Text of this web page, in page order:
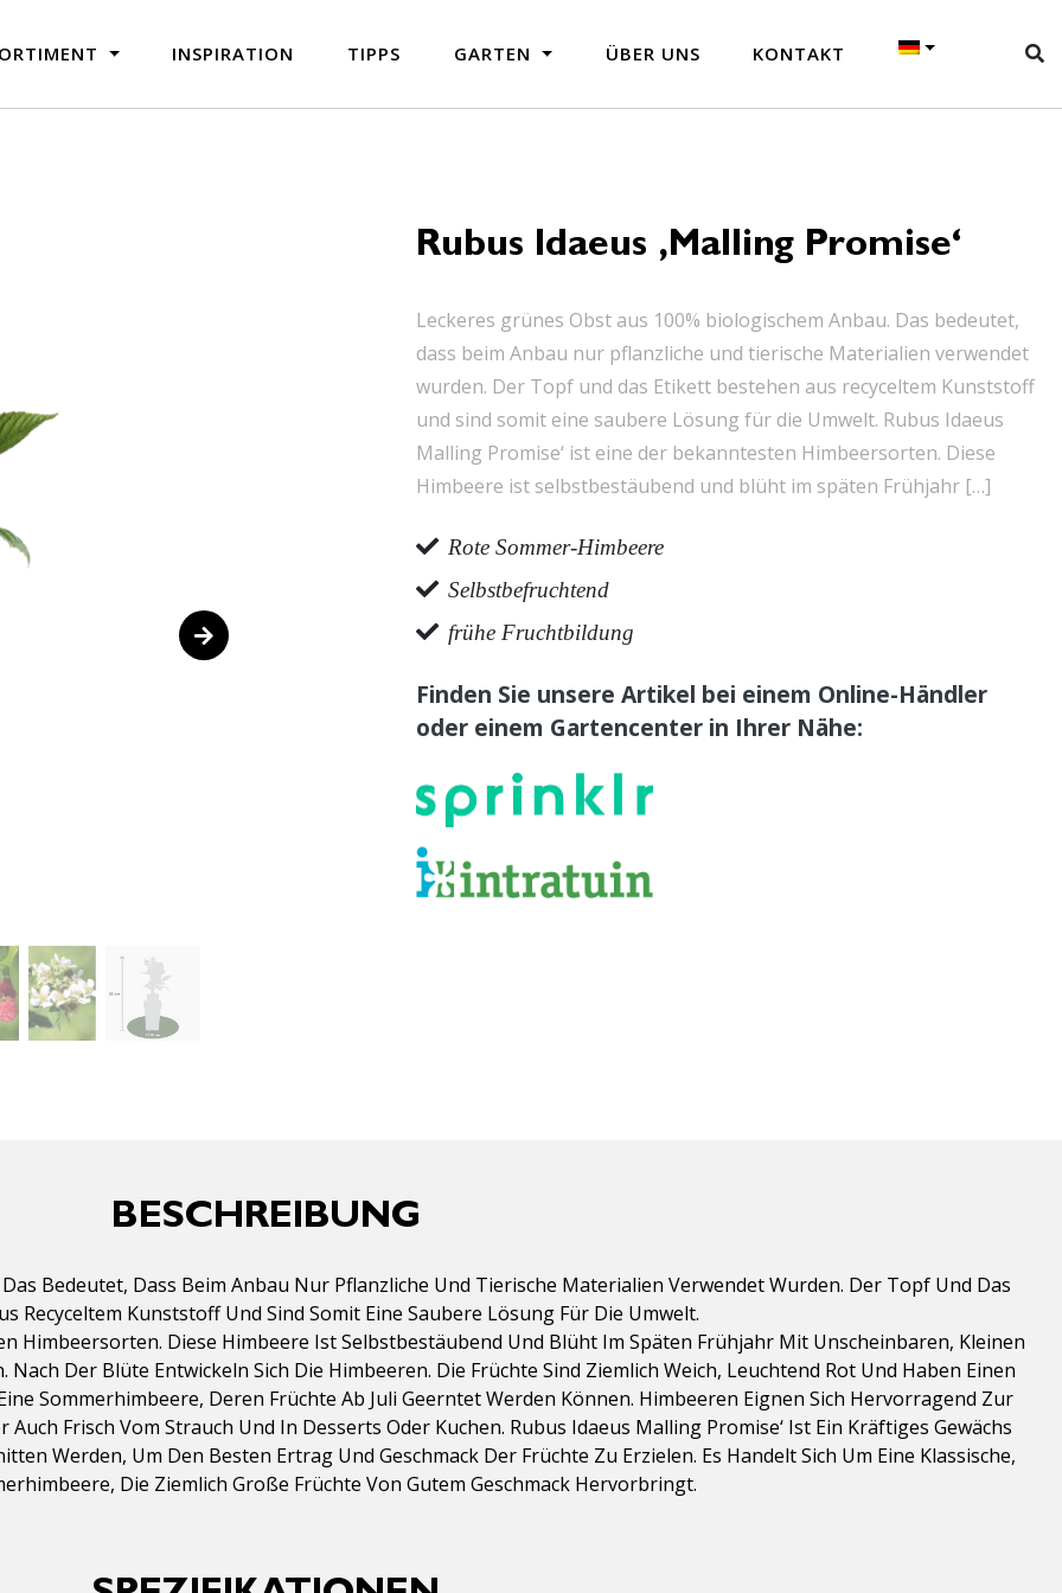
INSPIRATION TIPPS GARTEN ÜBER UNS KONTAKT
Rubus Idaeus ‚Malling Promise‘
Leckeres grünes Obst aus 100% biologischem Anbau. Das bedeutet,
dass beim Anbau nur pflanzliche und tierische Materialien verwendet
wurden. Der Topf und das Etikett bestehen aus recyceltem Kunststoff
und sind somit eine saubere Lösung für die Umwelt. Rubus Idaeus
Malling Promise‘ ist eine der bekanntesten Himbeersorten. Diese
Himbeere ist selbstbestäubend und blüht im späten Frühjahr […]
Rote Sommer-Himbeere
Selbstbefruchtend
frühe Fruchtbildung
Finden Sie unsere Artikel bei einem Online-Händler
oder einem Gartencenter in Ihrer Nähe:
BESCHREIBUNG
Bedeutet, Dass Beim Anbau Nur Pflanzliche Und Tierische Materialien Verwendet Wurden. Der Topf Und Das
Recyceltem Kunststoff Und Sind Somit Eine Saubere Lösung Für Die Umwelt.
Himbeersorten. Diese Himbeere Ist Selbstbestäubend Und Blüht Im Späten Frühjahr Mit Unscheinbaren, Kleinen
Der Blüte Entwickeln Sich Die Himbeeren. Die Früchte Sind Ziemlich Weich, Leuchtend Rot Und Haben Einen
Sommerhimbeere, Deren Früchte Ab Juli Geerntet Werden Können. Himbeeren Eignen Sich Hervorragend Zur
Frisch Vom Strauch Und In Desserts Oder Kuchen. Rubus Idaeus Malling Promise‘ Ist Ein Kräftiges Gewächs
Werden, Um Den Besten Ertrag Und Geschmack Der Früchte Zu Erzielen. Es Handelt Sich Um Eine Klassische,
Die Ziemlich Große Früchte Von Gutem Geschmack Hervorbringt.